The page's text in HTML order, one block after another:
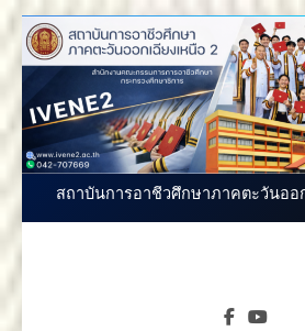
Skip
to
สถาบันการอาชีวศึกษาภาคตะวันออ
2 ขอแส
สถาบันการอาชีวศึกษาภาคตะวั
อาชีวศึกษาภาคตะวันออกเ
ส
สถาบั